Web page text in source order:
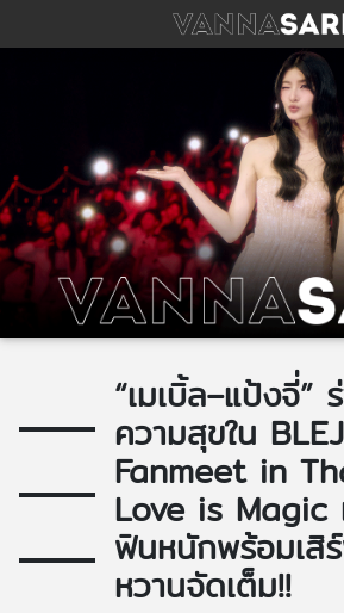
“เมเบิ้ล–แป้งจี่”
ความสุขใน
Fanmeet in
Love is
ฟินหนักพร้อมเสิ
หวานจัดเต็ม!!